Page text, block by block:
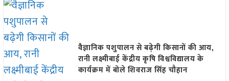
वैज्ञानिक पशुपालन से बढ़ेगी किसानों की आय,
रानी लक्ष्मीबाई केंद्रीय कृषि विश्वविद्यालय के
कार्यक्रम में बोले शिवराज सिंह चौहान